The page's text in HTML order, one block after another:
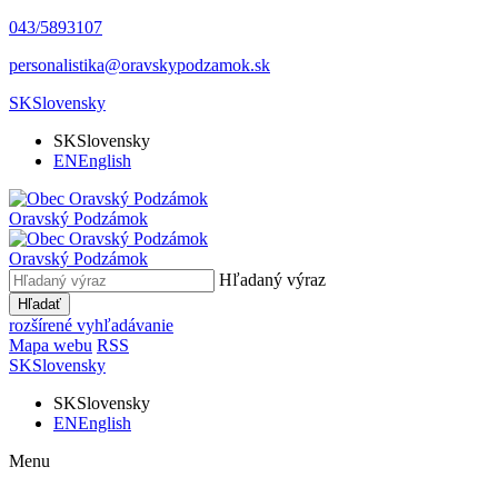
043/5893107
personalistika@oravskypodzamok.sk
SKSlovensky
SKSlovensky
ENEnglish
Oravský Podzámok
Oravský Podzámok
Hľadaný výraz
Hľadať
rozšírené vyhľadávanie
Mapa webu RSS
SKSlovensky
SKSlovensky
ENEnglish
Menu